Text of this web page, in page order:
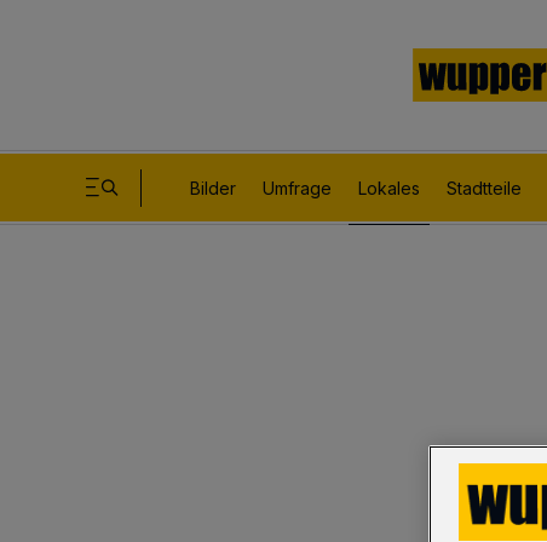
Bilder Umfrage Lokales Stadtteile